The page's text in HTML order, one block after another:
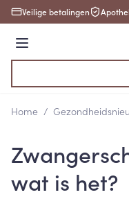
Ga naar de inhoud
Veilige betalingen
Menu
Home /
wat is het?